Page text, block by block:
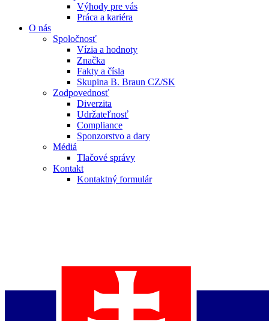
Výhody pre vás
Práca a kariéra
O nás
Spoločnosť
Vízia a hodnoty
Značka
Fakty a čísla
Skupina B. Braun CZ/SK
Zodpovednosť
Diverzita
Udržateľnosť
Compliance
Sponzorstvo a dary
Médiá
Tlačové správy
Kontakt
Kontaktný formulár